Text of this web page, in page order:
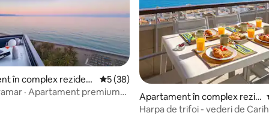
81 recenzii
în complex rezidenț
Scor mediu de 5 din 5, 38 recenzii
5 (38)
· Apartament premium
Apartament în complex rezid
ențial
Harpa de trifoi - vederi de